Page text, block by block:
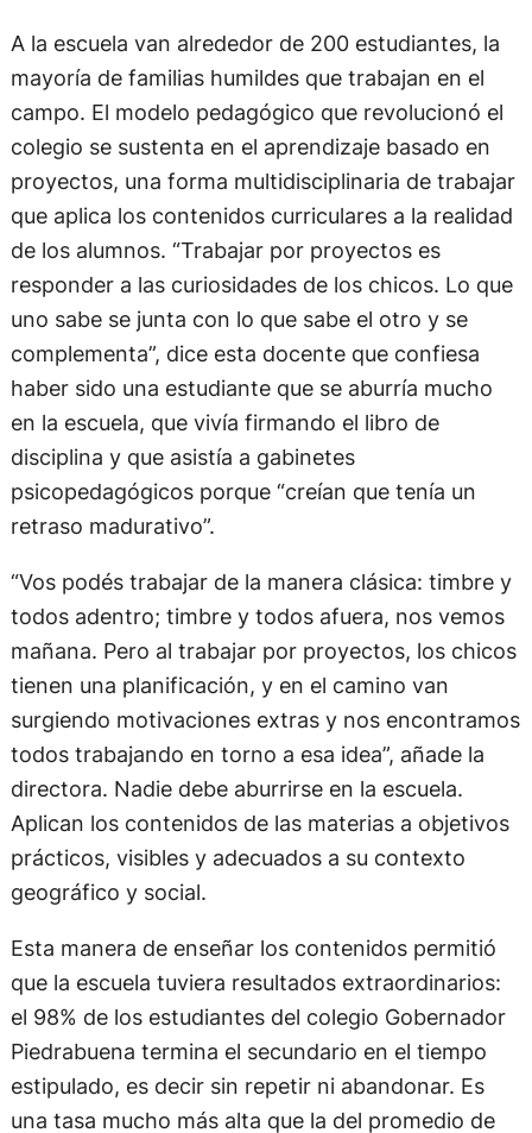
A la escuela van alrededor de 200 estudiantes, la
mayoría de familias humildes que trabajan en el
campo. El modelo pedagógico que revolucionó el
colegio se sustenta en el aprendizaje basado en
proyectos, una forma multidisciplinaria de trabajar
que aplica los contenidos curriculares a la realidad
de los alumnos. “Trabajar por proyectos es
responder a las curiosidades de los chicos. Lo que
uno sabe se junta con lo que sabe el otro y se
complementa”, dice esta docente que confiesa
haber sido una estudiante que se aburría mucho
en la escuela, que vivía firmando el libro de
disciplina y que asistía a gabinetes
psicopedagógicos porque “creían que tenía un
retraso madurativo”.
“Vos podés trabajar de la manera clásica: timbre y
todos adentro; timbre y todos afuera, nos vemos
mañana. Pero al trabajar por proyectos, los chicos
tienen una planificación, y en el camino van
surgiendo motivaciones extras y nos encontramos
todos trabajando en torno a esa idea”, añade la
directora. Nadie debe aburrirse en la escuela.
Aplican los contenidos de las materias a objetivos
prácticos, visibles y adecuados a su contexto
geográfico y social.
Esta manera de enseñar los contenidos permitió
que la escuela tuviera resultados extraordinarios:
el 98% de los estudiantes del colegio Gobernador
Piedrabuena termina el secundario en el tiempo
estipulado, es decir sin repetir ni abandonar. Es
una tasa mucho más alta que la del promedio de